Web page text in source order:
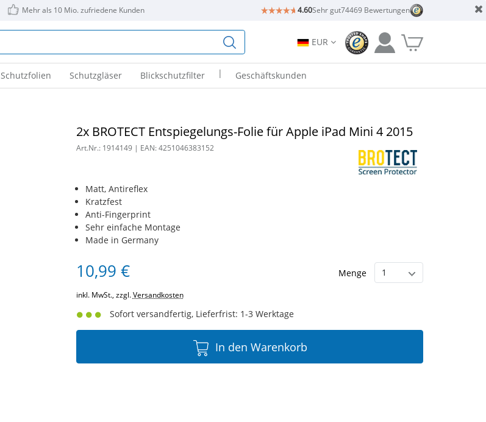
Mehr als 10 Mio. zufriedene Kunden 4.60Sehr gut74469 Bewertungen
EUR
Schutzfolien Schutzgläser Blickschutzfilter | Geschäftskunden
2x BROTECT Entspiegelungs-Folie für Apple iPad Mini 4 2015
Art.Nr.: 1914149| EAN:4251046383152
Matt, Antireflex
Kratzfest
Anti-Fingerprint
Sehr einfache Montage
Made in Germany
10,99 € Menge
inkl. MwSt., zzgl.Versandkosten
Sofort versandfertig, Lieferfrist: 1-3 Werktage
In den Warenkorb